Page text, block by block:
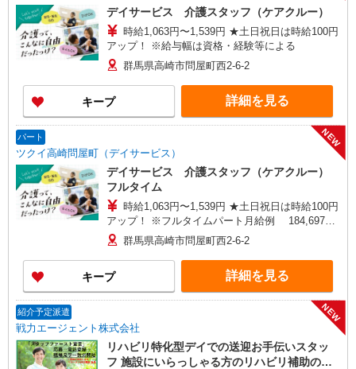
デイサービス 介護スタッフ（ケアクルー）
時給1,063円〜1,539円 ★土日祝日は時給100円
アップ！ ※給与幅は資格・経験等による
群馬県高崎市問屋町西2-6-2
キープ 詳細を見る
パート
ツクイ高崎問屋町（デイサービス）
NEW
デイサービス 介護スタッフ（ケアクルー）
フルタイム
時給1,063円〜1,539円 ★土日祝日は時給100円
アップ！ ※フルタイムパート月給例 184,697
円〜267,402円 月額賃金は時給× 173.75時間
（月毎に異なる） ※給与幅は資格・経験等による
群馬県高崎市問屋町西2-6-2
キープ 詳細を見る
紹介予定派遣
戦力エージェント株式会社
NEW
リハビリ特化型デイでの送迎お手伝いスタッ
フ 施設にいらっしゃる方のリハビリ補助のお